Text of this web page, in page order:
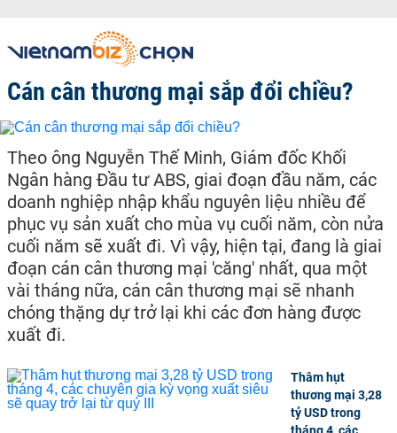
Cán cân thương mại sắp đổi chiều?
Theo ông Nguyễn Thế Minh, Giám đốc Khối
Ngân hàng Đầu tư ABS, giai đoạn đầu năm, các
doanh nghiệp nhập khẩu nguyên liệu nhiều để
phục vụ sản xuất cho mùa vụ cuối năm, còn nửa
cuối năm sẽ xuất đi. Vì vậy, hiện tại, đang là giai
đoạn cán cân thương mại 'căng' nhất, qua một
vài tháng nữa, cán cân thương mại sẽ nhanh
chóng thặng dự trở lại khi các đơn hàng được
xuất đi.
Thâm hụt
thương mại 3,28
tỷ USD trong
tháng 4, các